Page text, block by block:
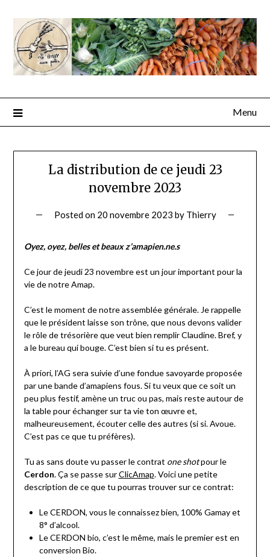
Menu
La distribution de ce jeudi 23
novembre 2023
Posted on 20 novembre 2023 by Thierry
Oyez, oyez, belles et beaux z’amapien.ne.s
Ce jour de jeudi 23 novembre est un jour important pour la
vie de notre Amap.
C’est le moment de notre assemblée générale. Je rappelle
que le président laisse son trône, que nous devons valider
le rôle de trésorière que veut bien remplir Claudine. Bref, y
a le bureau qui bouge. C’est bien si tu es présent.
À priori, l’AG sera suivie d’une fondue savoyarde proposée
par une bande d’amapiens fous. Si tu veux que ce soit un
peu plus festif, amène un truc ou pas, mais reste autour de
la table pour échanger sur ta vie ton œuvre et,
malheureusement, écouter celle des autres (si si. Avoue.
C’est pas ce que tu préfères).
Tu as sans doute vu passer le contrat one shotpour le
Cerdon. Ça se passe surClicAmap. Voici une petite
description de ce que tu pourras trouver sur ce contrat:
Le CERDON, vous le connaissez bien, 100% Gamay et
8° d’alcool.
Le CERDON bio, c’est le même, mais le premier est en
conversion Bio.